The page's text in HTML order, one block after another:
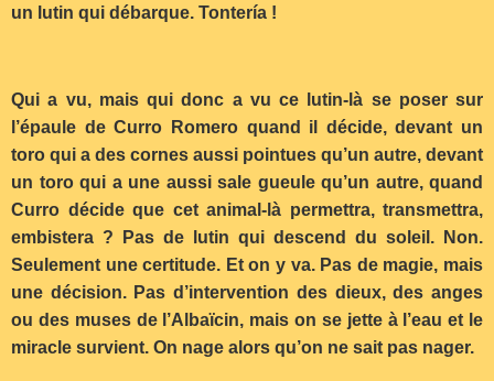
un lutin qui débarque. Tontería !
Qui a vu, mais qui donc a vu ce lutin-là se poser sur
l’épaule de Curro Romero quand il décide, devant un
toro qui a des cornes aussi pointues qu’un autre, devant
un toro qui a une aussi sale gueule qu’un autre, quand
Curro décide que cet animal-là permettra, transmettra,
embistera ? Pas de lutin qui descend du soleil. Non.
Seulement une certitude. Et on y va. Pas de magie, mais
une décision. Pas d’intervention des dieux, des anges
ou des muses de l’Albaïcin, mais on se jette à l’eau et le
miracle survient. On nage alors qu’on ne sait pas nager.